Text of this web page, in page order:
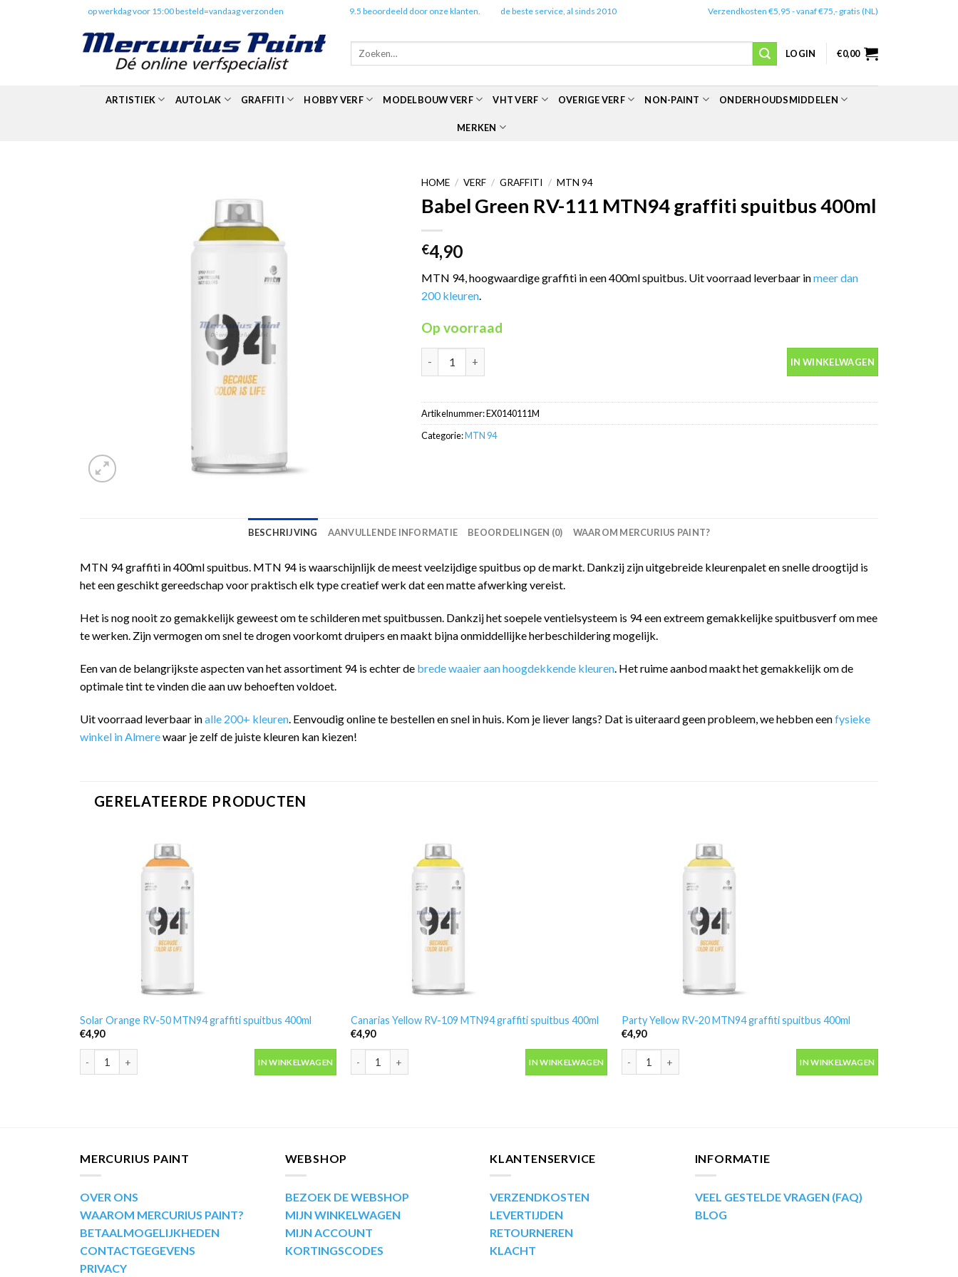
op werkdag voor 15:00 besteld=vandaag verzonden 9.5 beoordeeld door onze klanten. de beste service, al sinds 2010 Verzendkosten €5,95 - vanaf €75,- gratis (NL)
Zoeken
LOGIN €0,00
ARTISTIEK AUTOLAK GRAFFITI HOBBY VERF MODELBOUW VERF VHT VERF OVERIGE VERF NON-PAINT ONDERHOUDSMIDDELEN
MERKEN
HOME / VERF / GRAFFITI / MTN 94
Babel Green RV-111 MTN94 graffiti spuitbus 400ml
€4,90
MTN 94, hoogwaardige graffiti in een 400ml spuitbus. Uit voorraad leverbaar inmeer dan
200 kleuren
Op voorraad
IN WINKELWAGEN
Artikelnummer:EX0140111M
Categorie:MTN 94
BESCHRIJVING AANVULLENDE INFORMATIE BEOORDELINGEN (0) WAAROM MERCURIUS PAINT?
MTN 94 graffiti in 400ml spuitbus. MTN 94 is waarschijnlijk de meest veelzijdige spuitbus op de markt. Dankzij zijn uitgebreide kleurenpalet en snelle droogtijd is
het een geschikt gereedschap voor praktisch elk type creatief werk dat een matte afwerking vereist.
Het is nog nooit zo gemakkelijk geweest om te schilderen met spuitbussen. Dankzij het soepele ventielsysteem is 94 een extreem gemakkelijke spuitbusverf om mee
te werken. Zijn vermogen om snel te drogen voorkomt druipers en maakt bijna onmiddellijke herbeschildering mogelijk.
Een van de belangrijkste aspecten van het assortiment 94 is echter de brede waaier aan hoogdekkende kleuren . Het ruime aanbod maakt het gemakkelijk om de
optimale tint te vinden die aan uw behoeften voldoet.
Uit voorraad leverbaar inalle 200+ kleuren . Eenvoudig online te bestellen en snel in huis. Kom je liever langs? Dat is uiteraard geen probleem, we hebben eenfysieke
winkel in Almerewaar je zelf de juiste kleuren kan kiezen!
GERELATEERDE PRODUCTEN
Solar Orange RV-50 MTN94 graffiti spuitbus 400ml
€4,90
Solar Orange RV-50 MTN94 graffiti spuitbus 400ml aantal
IN WINKELWAGEN
Canarias Yellow RV-109 MTN94 graffiti spuitbus 400ml
€4,90
Canarias Yellow RV-109 MTN94 graffiti spuitbus 400ml aantal
IN WINKELWAGEN
Party Yellow RV-20 MTN94 graffiti spuitbus 400ml
€4,90
Party Yellow RV-20 MTN94 graffiti spuitbus 400ml aantal
IN WINKELWAGEN
MERCURIUS PAINT
OVER ONS
WAAROM MERCURIUS PAINT?
BETAALMOGELIJKHEDEN
CONTACTGEGEVENS
PRIVACY
WEBSHOP
BEZOEK DE WEBSHOP
MIJN WINKELWAGEN
MIJN ACCOUNT
KORTINGSCODES
KLANTENSERVICE
VERZENDKOSTEN
LEVERTIJDEN
RETOURNEREN
KLACHT
INFORMATIE
VEEL GESTELDE VRAGEN (FAQ)
BLOG